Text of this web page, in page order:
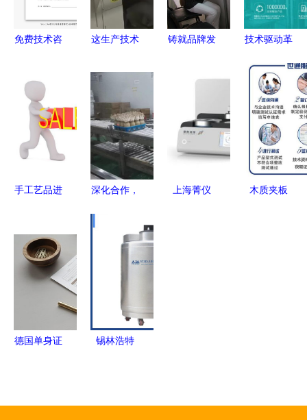
免费技术咨
模板
（Word文
档可下载
版）
这生产技术
工厂机械加
工制造的全
过程
铸就品牌发
客户以服务
赖
技术驱动革
疗如何在红
海市场中破
局而出
手工艺品进
些环节
深化合作，
市投促局带
队赴沪考
察，四个项
上海菁仪
木质夹板
德国单身证
锡林浩特